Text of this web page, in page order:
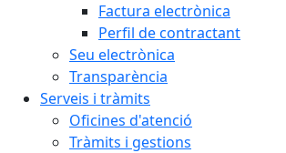
Factura electrònica
Perfil de contractant
Seu electrònica
Transparència
Serveis i tràmits
Oficines d'atenció
Tràmits i gestions